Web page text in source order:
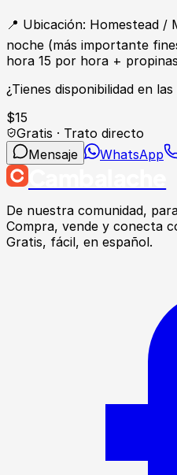
📍 Ubicación: Homestead /
noche (más importante
hora 15 por hora +
¿Tienes disponibilidad en
$15
Gratis · Trato directo
Mensaje
WhatsApp
De nuestra comunidad,
Compra, vende y conecta
Gratis, fácil, en español.